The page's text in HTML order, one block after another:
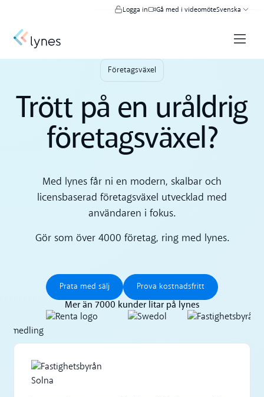
Logga in Gå med i videomöteSvenska
Företagsväxel
Trött på en uråldrig
företagsväxel?
Med lynes får ni en modern, skalbar och
licensbaserad företagsväxel utvecklad med
användaren i fokus.
Gör som över 4000 företag, ring med lynes.
Prata med sälj
Prata med sälj
Prova kostnadsfritt
Prova kostnadsfritt
Mer än 7000 kunder litar på lynes